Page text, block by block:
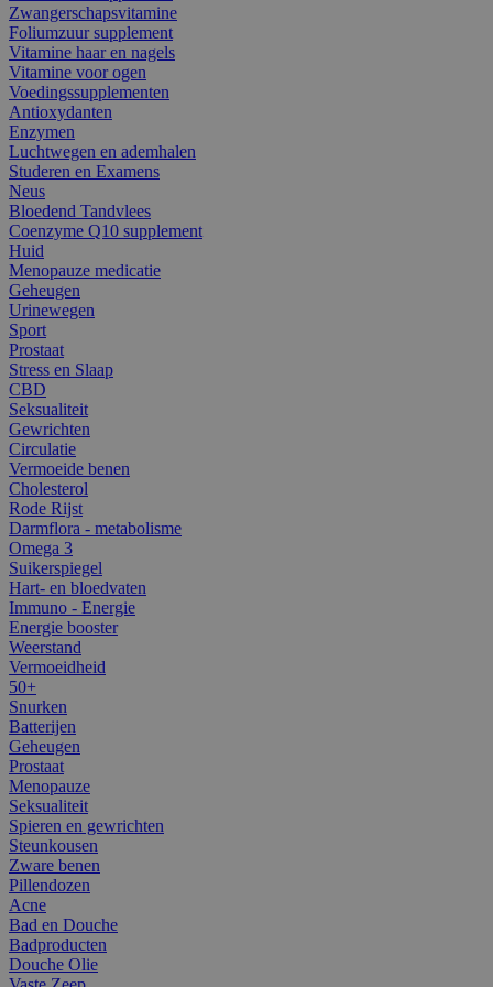
Zwangerschapsvitamine
Foliumzuur supplement
Vitamine haar en nagels
Vitamine voor ogen
Voedingssupplementen
Antioxydanten
Enzymen
Luchtwegen en ademhalen
Studeren en Examens
Neus
Bloedend Tandvlees
Coenzyme Q10 supplement
Huid
Menopauze medicatie
Geheugen
Urinewegen
Sport
Prostaat
Stress en Slaap
CBD
Seksualiteit
Gewrichten
Circulatie
Vermoeide benen
Cholesterol
Rode Rijst
Darmflora - metabolisme
Omega 3
Suikerspiegel
Hart- en bloedvaten
Immuno - Energie
Energie booster
Weerstand
Vermoeidheid
50+
Snurken
Batterijen
Geheugen
Prostaat
Menopauze
Seksualiteit
Spieren en gewrichten
Steunkousen
Zware benen
Pillendozen
Acne
Bad en Douche
Badproducten
Douche Olie